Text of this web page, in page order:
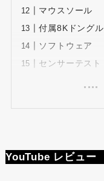
マウスソール
付属8Kドングル
ソフトウェア
センサーテスト
YouTube レビュー